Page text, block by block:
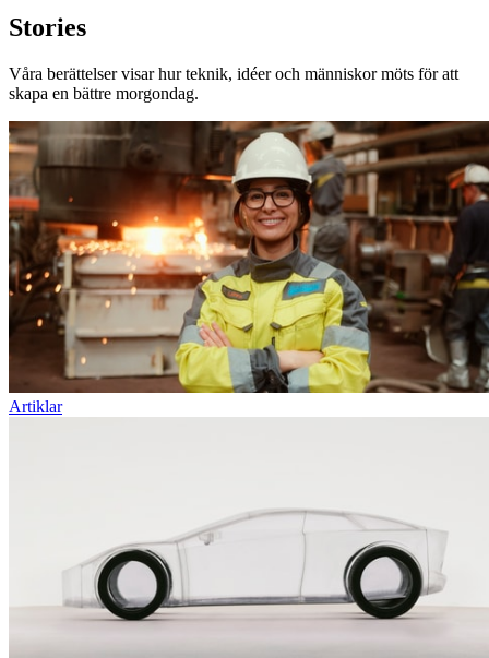
Stories
Våra berättelser visar hur teknik, idéer och människor möts för att
skapa en bättre morgondag.
Artiklar